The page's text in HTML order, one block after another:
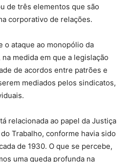
de três elementos que são
corporativo de relações.
o ataque ao monopólio da
medida em que a legislação
de acordos entre patrões e
mediados pelos sindicatos,
relacionada ao papel da Justiça
Trabalho, conforme havia sido
de 1930. O que se percebe,
uma queda profunda na